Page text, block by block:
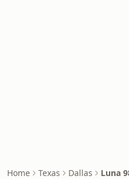
Home Texas Dallas Luna